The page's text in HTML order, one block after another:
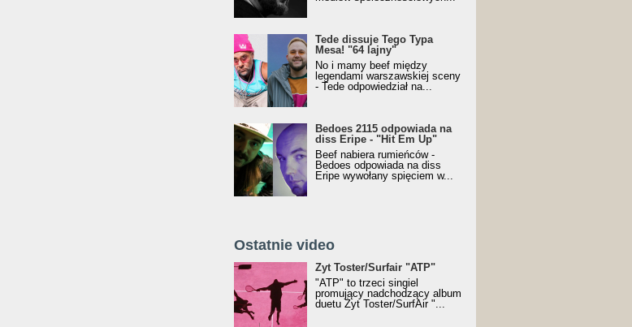
Tede dissuje Tego Typa
Mesa! "64 lajny"
No i mamy beef między
legendami warszawskiej sceny
- Tede odpowiedział na...
Bedoes 2115 odpowiada na
diss Eripe - "Hit Em Up"
Beef nabiera rumieńców -
Bedoes odpowiada na diss
Eripe wywołany spięciem w...
Ostatnie video
Żyt Toster/SurfAir - ATP VIDEO
Żyt Toster/Surfair "ATP"
"ATP" to trzeci singiel
promujący nadchodzący album
duetu Żyt Toster/SurfAir "...